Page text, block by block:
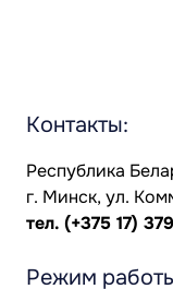
Контакты:
Республика
г. Минск, ул.
тел. (+375 17)
Режим